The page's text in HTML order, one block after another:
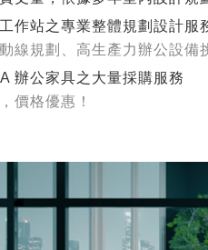
作站之專業整體規劃設計服
線規劃、高生產力辦公設備
辦公家具之大量採購服務
價格優惠！